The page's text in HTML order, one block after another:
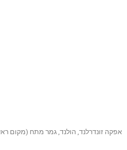
אפקה זונדרלנד, הולנד, גמר מתח (מקום